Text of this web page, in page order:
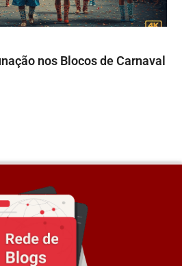
nos Blocos de Carnaval